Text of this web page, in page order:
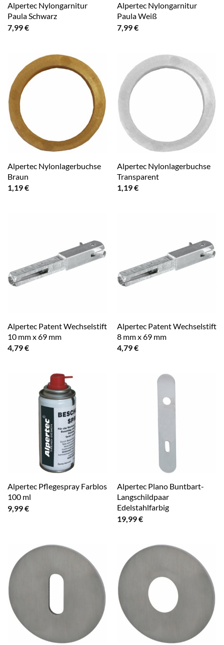
Alpertec Nylongarnitur
Paula Schwarz
7,99€
Alpertec Nylongarnitur
Paula Weiß
7,99€
Alpertec Nylonlagerbuchse
Braun
1,19€
Alpertec Nylonlagerbuchse
Transparent
1,19€
Alpertec Patent Wechselstift
10 mm x 69 mm
4,79€
Alpertec Patent Wechselstift
8 mm x 69 mm
4,79€
Alpertec Pflegespray Farblos
100 ml
9,99€
Alpertec Plano Buntbart-
Langschildpaar
Edelstahlfarbig
19,99€